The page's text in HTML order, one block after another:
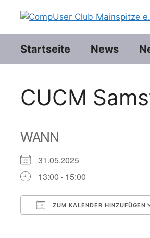
Inhalt
springen
Startseite News
CUCM
WANN
31.05.2025
13:00 - 15:00
ZUM KALENDER HINZUFÜGEN